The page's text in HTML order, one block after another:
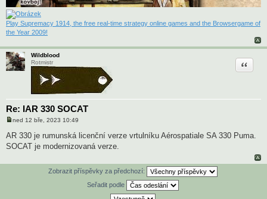
Play Supremacy 1914, the free real-time strategy online games and the Browsergame of
the Year 2009!
Wildblood
Rotmistr
Re: IAR 330 SOCAT
Citace
ř
í
s
ned 12 bře, 2023 10:49
AR 330 je rumunská licenční verze vrtulníku Aérospatiale SA 330 Puma.
SOCAT je modernizovaná verze.
Zobrazit příspěvky za předchozí:
Seřadit podle